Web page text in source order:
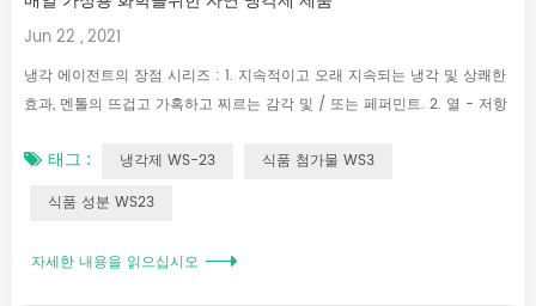
Jun 22 , 2021
냉각 에이전트의 장점 시리즈 : 1. 지속적이고 오래 지속되는 냉각 및 상쾌한
효과, 멘톨의 뜨겁고 가혹하고 찌르는 감각 및 / 또는 페퍼민트. 2. 열 - 저항
타 고온 공정에서 적합한 사용을 줄입니다. 3. 냉각 강도는 일반적으로 남아
콜릿, 유제품, 젤리, 잼, 사탕, 빵, 전분 음식, 음료, 맥주 및 알코올 음료, 씹는
태그 : 냉각제 WS-23
식품 첨가물 WS3
식품 성분 WS23
자세한 내용을 읽으십시오